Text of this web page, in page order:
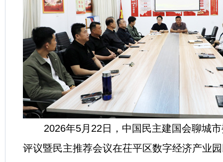
2026年5月22日，中国民主建国会聊城市
评议暨民主推荐会议在茌平区数字经济产业